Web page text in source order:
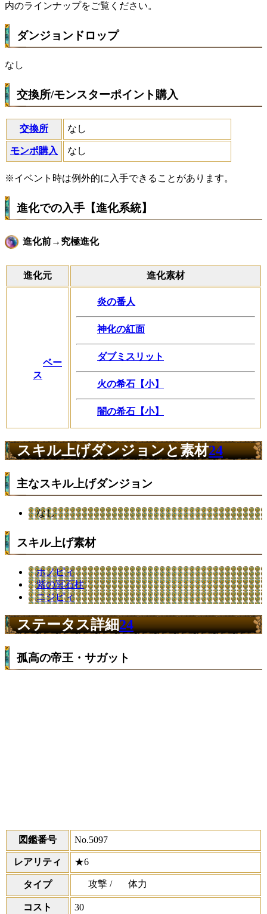
内のラインナップをご覧ください。
ダンジョンドロップ
なし
交換所/モンスターポイント購入
交換所 なし
モンポ購入 なし
※イベント時は例外的に入手できることがあります。
進化での入手【進化系統】
進化前→究極進化
進化元 進化素材
ベー
ス
炎の番人
神化の紅面
ダブミスリット
火の希石【小】
闇の希石【小】
スキル上げダンジョンと素材24
主なスキル上げダンジョン
なし
スキル上げ素材
ホノピィ
紫の冥石柱
ニジピィ
ステータス詳細24
孤高の帝王・サガット
図鑑番号 No.5097
レアリティ ★6
タイプ 攻撃 / 体力
コスト 30